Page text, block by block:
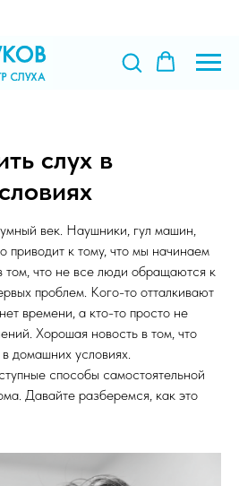
слух в
век. Наушники, гул машин,
приводит к тому, что мы начинаем
что не все люди обращаются к
проблем. Кого-то отталкивают
времени, а кто-то просто не
Хорошая новость в том, что
домашних условиях.
способы самостоятельной
Давайте разберемся, как это